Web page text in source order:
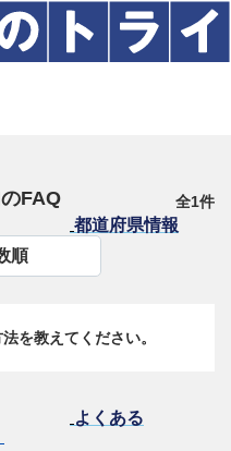
都道府県情報
よくある
FAQ 全1件
順
を教えてください。